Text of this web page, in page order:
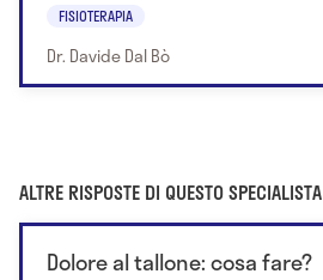
FISIOTERAPIA
Dr. Davide Dal Bò
ALTRE RISPOSTE DI QUESTO SPECIALISTA
Dolore al tallone: cosa fare?